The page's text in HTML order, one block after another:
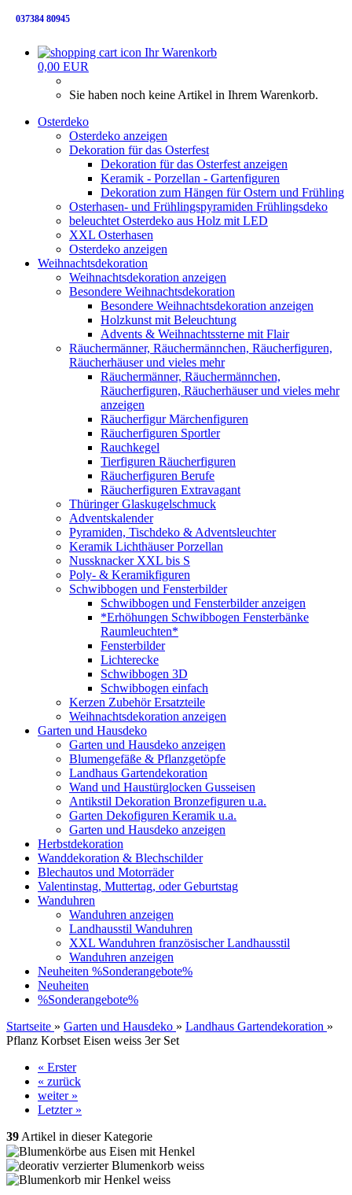
037384 80945
Ihr Warenkorb
0,00 EUR
Sie haben noch keine Artikel in Ihrem Warenkorb.
Osterdeko
Osterdeko anzeigen
Dekoration für das Osterfest
Dekoration für das Osterfest anzeigen
Keramik - Porzellan - Gartenfiguren
Dekoration zum Hängen für Ostern und Frühling
Osterhasen- und Frühlingspyramiden Frühlingsdeko
beleuchtet Osterdeko aus Holz mit LED
XXL Osterhasen
Osterdeko anzeigen
Weihnachtsdekoration
Weihnachtsdekoration anzeigen
Besondere Weihnachtsdekoration
Besondere Weihnachtsdekoration anzeigen
Holzkunst mit Beleuchtung
Advents & Weihnachtssterne mit Flair
Räuchermänner, Räuchermännchen, Räucherfiguren,
Räucherhäuser und vieles mehr
Räuchermänner, Räuchermännchen,
Räucherfiguren, Räucherhäuser und vieles mehr
anzeigen
Räucherfigur Märchenfiguren
Räucherfiguren Sportler
Rauchkegel
Tierfiguren Räucherfiguren
Räucherfiguren Berufe
Räucherfiguren Extravagant
Thüringer Glaskugelschmuck
Adventskalender
Pyramiden, Tischdeko & Adventsleuchter
Keramik Lichthäuser Porzellan
Nussknacker XXL bis S
Poly- & Keramikfiguren
Schwibbogen und Fensterbilder
Schwibbogen und Fensterbilder anzeigen
*Erhöhungen Schwibbogen Fensterbänke
Raumleuchten*
Fensterbilder
Lichterecke
Schwibbogen 3D
Schwibbogen einfach
Kerzen Zubehör Ersatzteile
Weihnachtsdekoration anzeigen
Garten und Hausdeko
Garten und Hausdeko anzeigen
Blumengefäße & Pflanzgetöpfe
Landhaus Gartendekoration
Wand und Haustürglocken Gusseisen
Antikstil Dekoration Bronzefiguren u.a.
Garten Dekofiguren Keramik u.a.
Garten und Hausdeko anzeigen
Herbstdekoration
Wanddekoration & Blechschilder
Blechautos und Motorräder
Valentinstag, Muttertag, oder Geburtstag
Wanduhren
Wanduhren anzeigen
Landhausstil Wanduhren
XXL Wanduhren französischer Landhausstil
Wanduhren anzeigen
Neuheiten %Sonderangebote%
Neuheiten
%Sonderangebote%
Startseite » Garten und Hausdeko » Landhaus Gartendekoration »
Pflanz Korbset Eisen weiss 3er Set
« Erster
« zurück
weiter »
Letzter »
39 Artikel in dieser Kategorie